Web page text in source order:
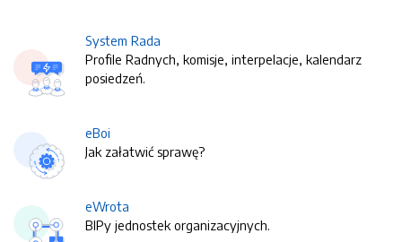
System Rada
Profile Radnych, komisje, interpelacje, kalendarz
posiedzeń.
eBoi
Jak załatwić sprawę?
eWrota
BIPy jednostek organizacyjnych.